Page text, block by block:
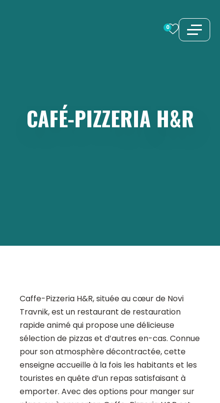
0
CAFÉ-PIZZERIA H&R
Caffe-Pizzeria H&R, située au cœur de Novi
Travnik, est un restaurant de restauration
rapide animé qui propose une délicieuse
sélection de pizzas et d’autres en-cas. Connue
pour son atmosphère décontractée, cette
enseigne accueille à la fois les habitants et les
touristes en quête d’un repas satisfaisant à
emporter. Avec des options pour manger sur